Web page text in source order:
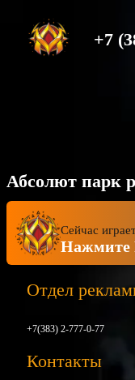
+7
Абсолют парк
Сейчас
Нажмите
Отдел
+7(383) 2-777-0-77
Контакты